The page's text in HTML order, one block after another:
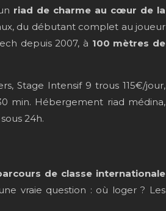
riad de charme au cœur de la
du débutant complet au joueur
depuis 2007, à 100 mètres de
Stage Intensif 9 trous 115€/jour,
min. Hébergement riad médina,
24h.
de classe internationale
vraie question : où loger ? Les